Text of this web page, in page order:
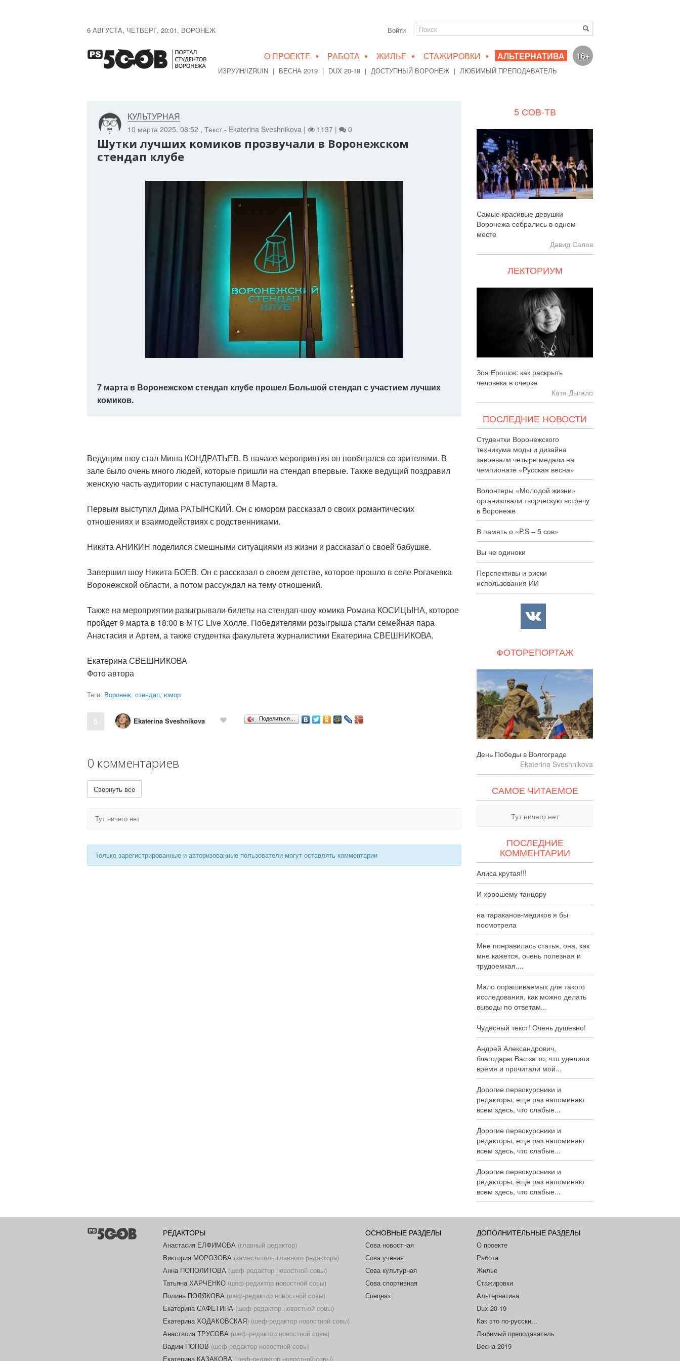
6 АВГУСТА, ЧЕТВЕРГ, 20:01, ВОРОНЕЖ Войти
О ПРОЕКТЕ • РАБОТА • ЖИЛЬЕ • СТАЖИРОВКИ • АЛЬТЕРНАТИВА
ИЗРУИН/IZRUIN | ВЕСНА 2019 | DUX 20-19 | ДОСТУПНЫЙ ВОРОНЕЖ | ЛЮБИМЫЙ ПРЕПОДАВАТЕЛЬ
16+
10 марта 2025, 08:52 , Текст - Ekaterina Sveshnikova | 1137 | 0
КУЛЬТУРНАЯ
Шутки лучших комиков прозвучали в Воронежском
стендап клубе
7 марта в Воронежском стендап клубе прошел Большой стендап с участием лучших
комиков.
Ведущим шоу стал Миша КОНДРАТЬЕВ. В начале мероприятия он пообщался со зрителями. В
зале было очень много людей, которые пришли на стендап впервые. Также ведущий поздравил
женскую часть аудитории с наступающим 8 Марта.
Первым выступил Дима РАТЫНСКИЙ. Он с юмором рассказал о своих романтических
отношениях и взаимодействиях с родственниками.
Никита АНИКИН поделился смешными ситуациями из жизни и рассказал о своей бабушке.
Завершил шоу Никита БОЕВ. Он с рассказал о своем детстве, которое прошло в селе Рогачевка
Воронежской области, а потом рассуждал на тему отношений.
Также на мероприятии разыгрывали билеты на стендап-шоу комика Романа КОСИЦЫНА, которое
пройдет 9 марта в 18:00 в МТС Live Холле. Победителями розыгрыша стали семейная пара
Анастасия и Артем, а также студентка факультета журналистики Екатерина СВЕШНИКОВА.
Екатерина СВЕШНИКОВА
Фото автора
Теги: Воронеж, стендап, юмор
0 Ekaterina Sveshnikova Поделиться…
0 комментариев
Свернуть все
Тут ничего нет
Только зарегистрированные и авторизованные пользователи могут оставлять комментарии
5 СОВ-ТВ
Самые красивые девушки
Воронежа собрались в одном
месте
Давид Салов
ЛЕКТОРИУМ
Зоя Ерошок: как раскрыть
человека в очерке
Катя Дыгало
ПОСЛЕДНИЕ НОВОСТИ
Студентки Воронежского
техникума моды и дизайна
завоевали четыре медали на
чемпионате «Русская весна»
Волонтеры «Молодой жизни»
организовали творческую встречу
в Воронеже
В память о «P.S – 5 сов»
Вы не одиноки
Перспективы и риски
использования ИИ
ФОТОРЕПОРТАЖ
День Победы в Волгограде
Ekaterina Sveshnikova
САМОЕ ЧИТАЕМОЕ
Тут ничего нет
ПОСЛЕДНИЕ
КОММЕНТАРИИ
Алиса крутая!!!
И хорошему танцору
на тараканов-медиков я бы
посмотрела
Мне понравилась статья, она, как
мне кажется, очень полезная и
трудоемкая....
Мало опрашиваемых для такого
исследования, как можно делать
выводы по ответам...
Чудесный текст! Очень душевно!
Андрей Александрович,
благодарю Вас за то, что уделили
время и прочитали мой...
Дорогие первокурсники и
редакторы, еще раз напоминаю
всем здесь, что слабые...
Дорогие первокурсники и
редакторы, еще раз напоминаю
всем здесь, что слабые...
Дорогие первокурсники и
редакторы, еще раз напоминаю
всем здесь, что слабые...
РЕДАКТОРЫ
Анастасия ЕЛФИМОВА (главный редактор)
Виктория МОРОЗОВА (заместитель главного редактора)
Анна ПОПОЛИТОВА (шеф-редактор новостной совы)
Татьяна ХАРЧЕНКО (шеф-редактор новостной совы)
Полина ПОЛЯКОВА (шеф-редактор новостной совы)
Екатерина САФЕТИНА (шеф-редактор новостной совы)
Екатерина ХОДАКОВСКАЯ) (шеф-редактор новостной совы)
Анастасия ТРУСОВА (шеф-редактор новостной совы)
Вадим ПОПОВ (шеф-редактор новостной совы)
Екатерина КАЗАКОВА (шеф-редактор новостной совы)
ОСНОВНЫЕ РАЗДЕЛЫ
Сова новостная
Сова ученая
Сова культурная
Сова спортивная
Спецназ
ДОПОЛНИТЕЛЬНЫЕ РАЗДЕЛЫ
О проекте
Работа
Жилье
Стажировки
Альтернатива
Dux 20-19
Как это по-русски...
Любимый преподаватель
Весна 2019